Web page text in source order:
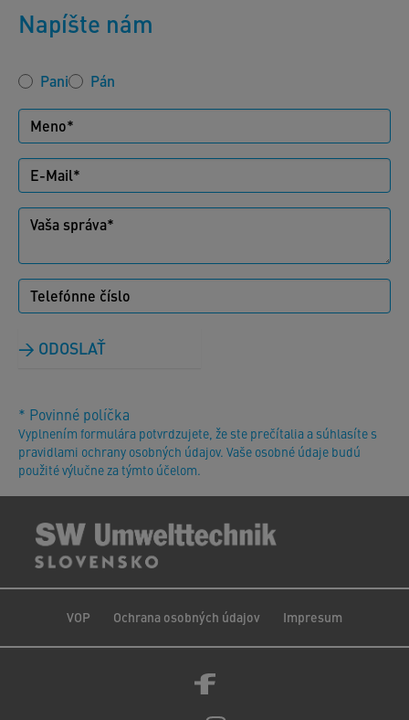
Napíšte nám
Pani Pán
ODOSLAŤ
* Povinné políčka
Vyplnením formulára potvrdzujete, že ste prečítalia a súhlasíte s
pravidlami ochrany osobných údajov. Vaše osobné údaje budú
použité výlučne za týmto účelom.
VOP Ochrana osobných údajov Impresum